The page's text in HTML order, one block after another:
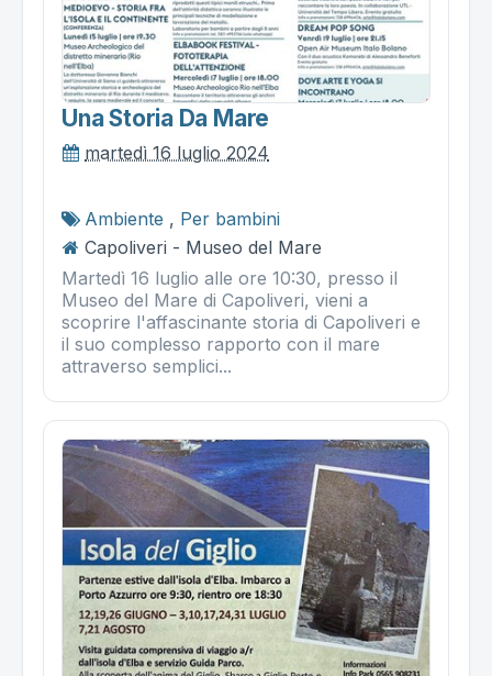
Una Storia Da Mare
martedì 16 luglio 2024
Ambiente , Per bambini
Capoliveri - Museo del Mare
Martedì 16 luglio alle ore 10:30, presso il
Museo del Mare di Capoliveri, vieni a
scoprire l'affascinante storia di Capoliveri e
il suo complesso rapporto con il mare
attraverso semplici...